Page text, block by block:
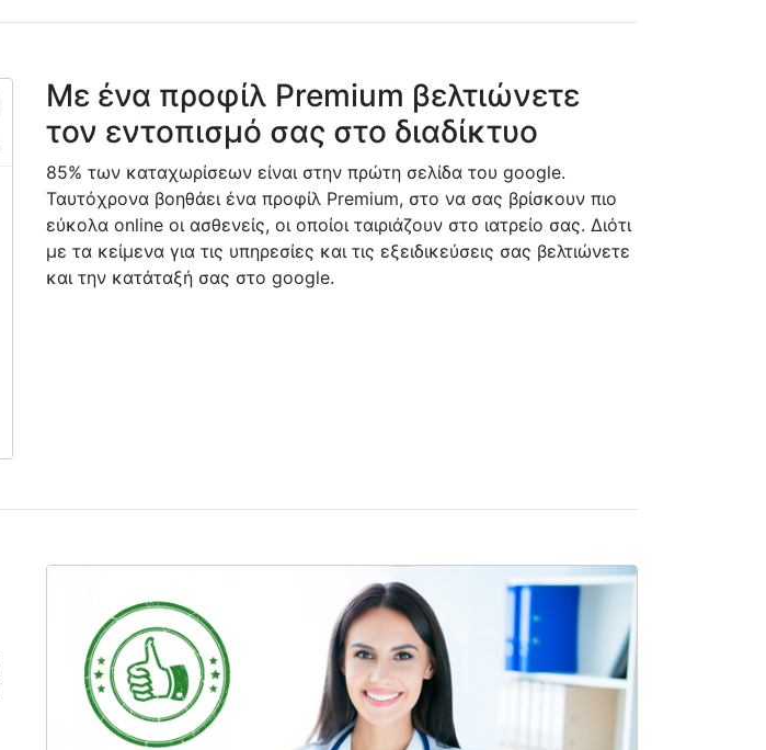
Με ένα προφίλ Premium βελτιώνετε
τον εντοπισμό σας στο διαδίκτυο
85% των καταχωρίσεων είναι στην πρώτη σελίδα του google.
Ταυτόχρονα βοηθάει ένα προφίλ Premium, στο να σας βρίσκουν πιο
εύκολα online οι ασθενείς, οι οποίοι ταιριάζουν στο ιατρείο σας. Διότι
με τα κείμενα για τις υπηρεσίες και τις εξειδικεύσεις σας βελτιώνετε
και την κατάταξή σας στο google.